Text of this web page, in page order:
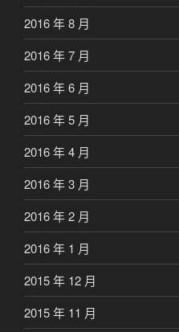
2016 年 8 月
2016 年 7 月
2016 年 6 月
2016 年 5 月
2016 年 4 月
2016 年 3 月
2016 年 2 月
2016 年 1 月
2015 年 12 月
2015 年 11 月